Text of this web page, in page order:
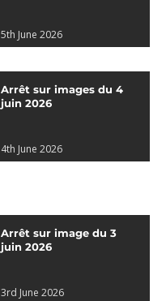
5th June 2026
Arrêt sur images du 4
juin 2026
4th June 2026
Arrêt sur image du 3
juin 2026
3rd June 2026